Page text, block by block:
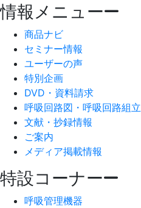
情報メニュー
商品ナビ
セミナー情報
ユーザーの声
特別企画
DVD・資料請求
呼吸回路図・呼吸回路組立
文献・抄録情報
ご案内
メディア掲載情報
特設コーナー
呼吸管理機器